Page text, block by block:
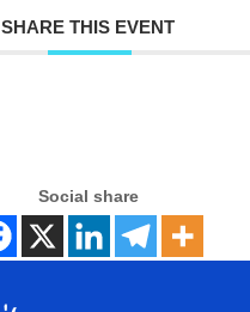
SHARE THIS EVENT
Social share